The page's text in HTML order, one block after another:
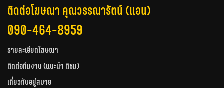
ติดต่อโฆษณา คุณวรรณารัตน์ (แอน)
090-464-8959
รายละเอียดโฆษณา
ติดต่อทีมงาน (แนะนำ ติชม)
เกี่ยวกับอยู่สบาย